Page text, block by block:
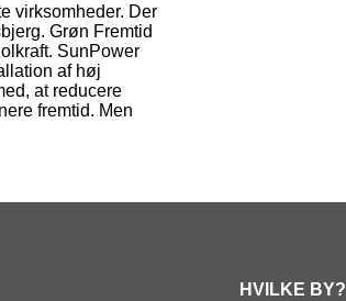
virksomheder. Der
Grøn Fremtid
SunPower
af høj
at reducere
fremtid. Men
HVILKE BY?